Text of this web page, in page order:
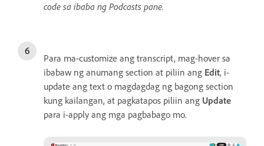
code sa ibaba ng Podcasts pane.
Para ma-customize ang transcript, mag-hover sa
ibabaw ng anumang section at piliin ang Edit, i-
update ang text o magdagdag ng bagong section
kung kailangan, at pagkatapos piliin ang Update
para i-apply ang mga pagbabago mo.